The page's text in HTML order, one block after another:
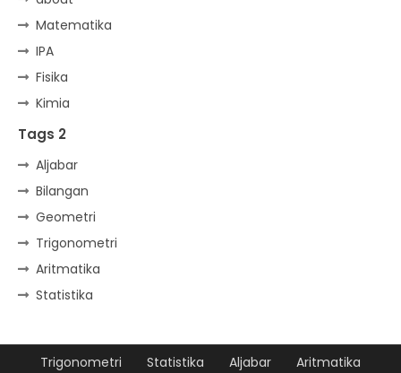
Matematika
IPA
Fisika
Kimia
Tags 2
Aljabar
Bilangan
Geometri
Trigonometri
Aritmatika
Statistika
Trigonometri Statistika Aljabar Aritmatika